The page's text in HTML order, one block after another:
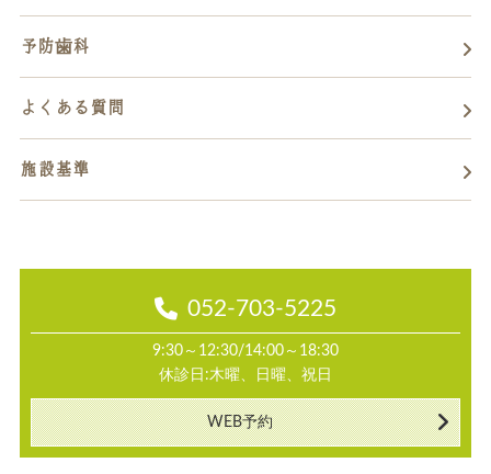
予防歯科
よくある質問
施設基準
052-703-5225
9:30～12:30/14:00～18:30
休診日:木曜、日曜、祝日
WEB予約